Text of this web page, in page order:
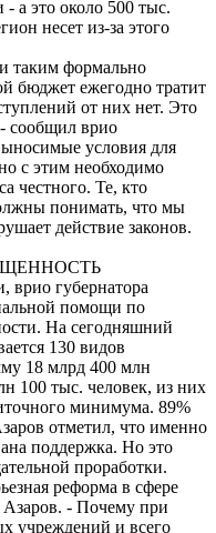
- а это около 500 тыс.
несет из-за этого
таким формально
бюджет ежегодно тратит
от них нет. Это
- сообщил врио
условия для
с этим необходимо
честного. Те, кто
понимать, что мы
действие законов.
врио губернатора
помощи по
На сегодняшний
130 видов
18 млрд 400 млн
100 тыс. человек, из них
минимума. 89%
отметил, что именно
поддержка. Но это
проработки.
реформа в сфере
Азаров. - Почему при
учреждений и всего